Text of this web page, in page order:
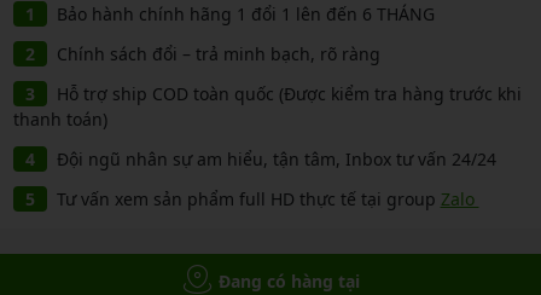
Bảo hành chính hãng 1 đổi 1 lên đến 6 THÁNG
Chính sách đổi – trả minh bạch, rõ ràng
Hỗ trợ ship COD toàn quốc (Được kiểm tra hàng trước khi
thanh toán)
Đội ngũ nhân sự am hiểu, tận tâm, Inbox tư vấn 24/24
Tư vấn xem sản phẩm full HD thực tế tại group Zalo
Đang có hàng tại